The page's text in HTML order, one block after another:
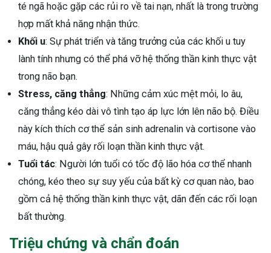
té ngã hoặc gặp các rủi ro về tai nạn, nhất là trong trường
hợp mất khả năng nhận thức.
Khối u: Sự phát triển và tăng trưởng của các khối u tuy
lành tính nhưng có thể phá vỡ hệ thống thần kinh thực vật
trong não bạn.
Stress, căng thẳng: Những cảm xúc mệt mỏi, lo âu,
căng thẳng kéo dài vô tình tạo áp lực lớn lên não bộ. Điều
này kích thích cơ thể sản sinh adrenalin và cortisone vào
máu, hậu quả gây rối loạn thần kinh thực vật.
Tuổi tác: Người lớn tuổi có tốc độ lão hóa cơ thể nhanh
chóng, kéo theo sự suy yếu của bất kỳ cơ quan nào, bao
gồm cả hệ thống thần kinh thực vật, dãn đến các rối loạn
bất thường.
Triệu chứng và chẩn đoán